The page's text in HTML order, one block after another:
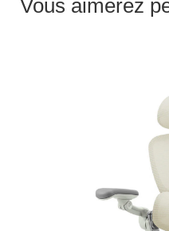
Vous aimerez